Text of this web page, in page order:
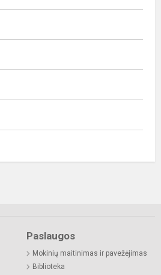
Paslaugos
Mokinių maitinimas ir pavežėjimas
Biblioteka